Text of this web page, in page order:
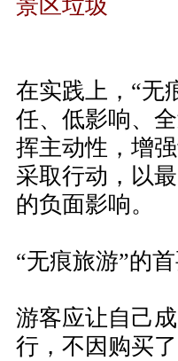
景区垃圾
在实践上，“无
任、低影响、
挥主动性，增
采取行动，以
的负面影响。
“无痕旅游”的
游客应让自己
行，不因购买